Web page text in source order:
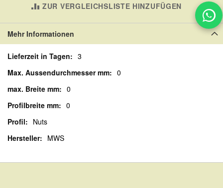
ZUR VERGLEICHSLISTE HINZUFÜGEN
Mehr Informationen
Mehr
Informationen
3
0
0
0
Nuts
MWS